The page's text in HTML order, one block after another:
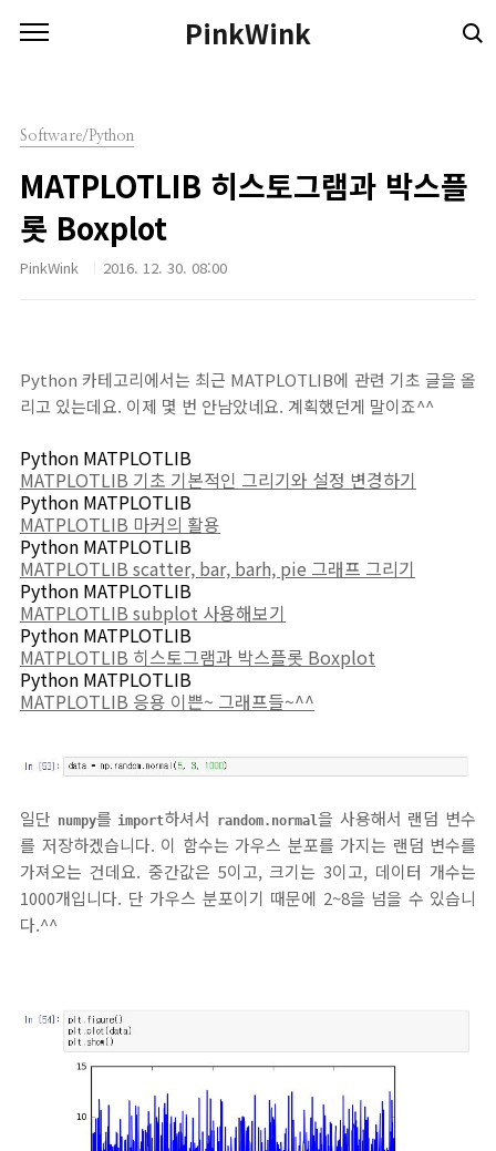
PinkWink
Software/Python
MATPLOTLIB 히스토그램과 박스플
롯 Boxplot
PinkWink 2016. 12. 30. 08:00
Python 카테고리에서는 최근 MATPLOTLIB에 관련 기초 글을 올
리고 있는데요. 이제 몇 번 안남았네요. 계획했던게 말이죠^^
Python MATPLOTLIB
MATPLOTLIB 기초 기본적인 그리기와 설정 변경하기
Python MATPLOTLIB
MATPLOTLIB 마커의 활용
Python MATPLOTLIB
MATPLOTLIB scatter, bar, barh, pie 그래프 그리기
Python MATPLOTLIB
MATPLOTLIB subplot 사용해보기
Python MATPLOTLIB
MATPLOTLIB 히스토그램과 박스플롯 Boxplot
Python MATPLOTLIB
MATPLOTLIB 응용 이쁜~ 그래프들~^^
일단 numpy를 import하셔서 random.normal을 사용해서 랜덤 변수
를 저장하겠습니다. 이 함수는 가우스 분포를 가지는 랜덤 변수를
가져오는 건데요. 중간값은 5이고, 크기는 3이고, 데이터 개수는
1000개입니다. 단 가우스 분포이기 때문에 2~8을 넘을 수 있습니
다.^^